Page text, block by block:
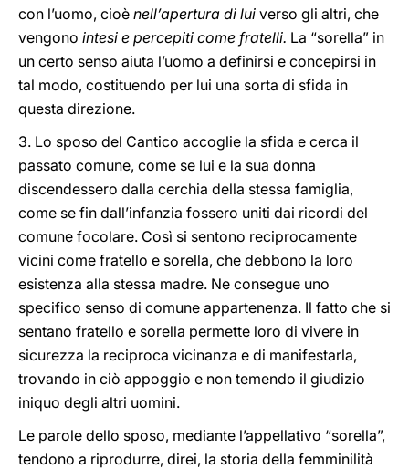
con l’uomo, cioè nell’apertura di lui verso gli altri, che
vengono intesi e percepiti come fratelli. La “sorella” in
un certo senso aiuta l’uomo a definirsi e concepirsi in
tal modo, costituendo per lui una sorta di sfida in
questa direzione.
3. Lo sposo del Cantico accoglie la sfida e cerca il
passato comune, come se lui e la sua donna
discendessero dalla cerchia della stessa famiglia,
come se fin dall’infanzia fossero uniti dai ricordi del
comune focolare. Così si sentono reciprocamente
vicini come fratello e sorella, che debbono la loro
esistenza alla stessa madre. Ne consegue uno
specifico senso di comune appartenenza. Il fatto che si
sentano fratello e sorella permette loro di vivere in
sicurezza la reciproca vicinanza e di manifestarla,
trovando in ciò appoggio e non temendo il giudizio
iniquo degli altri uomini.
Le parole dello sposo, mediante l’appellativo “sorella”,
tendono a riprodurre, direi, la storia della femminilità